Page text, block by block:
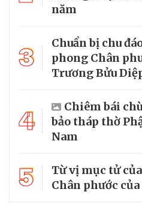
năm
3
Chuẩn bị chu
phong Chân
Trương Bửu
4
Chiêm bái
bảo tháp thờ
Nam
5
Từ vị mục tử
Chân phước